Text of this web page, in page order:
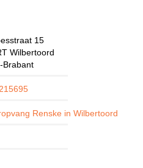
15
Wilbertoord
Brabant
Renske in Wilbertoord